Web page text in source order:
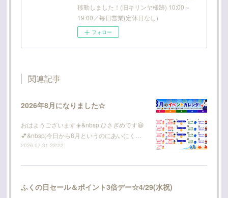
移動しました！(旧キリンヤ様跡) 10:00～
19:00／毎日営業(定休日なし)
フォロー
関連記事
2026年8月になりました☆
おはようございます☀️&nbsp;ひさぎめです😆
💕&nbsp;今日から8月というのにあいにく…
2026.07.31 23:22
ふくの日セール＆ポイント3倍デー☆4/29(水祝)